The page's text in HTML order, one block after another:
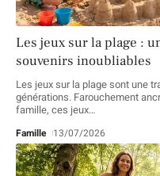
Les jeux sur la plage :
souvenirs inoubliables
Les jeux sur la plage sont une
générations. Farouchement
famille, ces jeux…
Famille 13/07/2026